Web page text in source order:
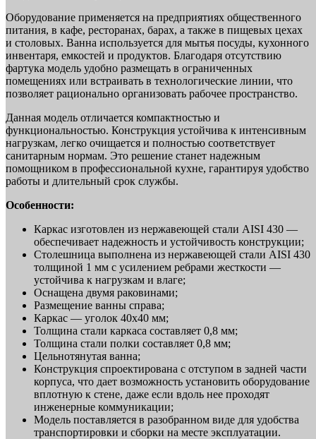
Оборудование применяется на предприятиях общественного
питания, в кафе, ресторанах, барах, а также в пищевых цехах
и столовых. Ванна используется для мытья посуды, кухонного
инвентаря, емкостей и продуктов. Благодаря отсутствию
фартука модель удобно размещать в ограниченных
помещениях или встраивать в технологические линии, что
позволяет рационально организовать рабочее пространство.
Данная модель отличается компактностью и
функциональностью. Конструкция устойчива к интенсивным
нагрузкам, легко очищается и полностью соответствует
санитарным нормам. Это решение станет надежным
помощником в профессиональной кухне, гарантируя удобство
работы и длительный срок службы.
Особенности:
Каркас изготовлен из нержавеющей стали AISI 430 —
обеспечивает надежность и устойчивость конструкции;
Столешница выполнена из нержавеющей стали AISI 430
толщиной 1 мм с усилением ребрами жесткости —
устойчива к нагрузкам и влаге;
Оснащена двумя раковинами;
Размещение ванны справа;
Каркас — уголок 40х40 мм;
Толщина стали каркаса составляет 0,8 мм;
Толщина стали полки составляет 0,8 мм;
Цельнотянутая ванна;
Конструкция спроектирована с отступом в задней части
корпуса, что дает возможность установить оборудование
вплотную к стене, даже если вдоль нее проходят
инженерные коммуникации;
Модель поставляется в разобранном виде для удобства
транспортировки и сборки на месте эксплуатации.